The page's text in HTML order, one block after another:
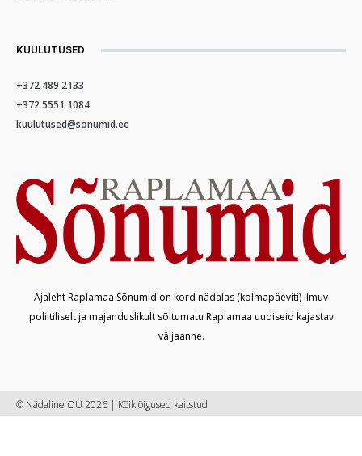
KUULUTUSED
+372 489 2133
+372 5551 1084
kuulutused@sonumid.ee
Ajaleht Raplamaa Sõnumid on kord nädalas (kolmapäeviti) ilmuv
poliitiliselt ja majanduslikult sõltumatu Raplamaa uudiseid kajastav
väljaanne.
© Nädaline OÜ 2026 | Kõik õigused kaitstud